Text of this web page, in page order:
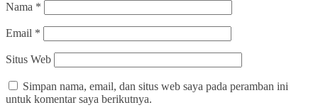
Nama *
Email *
Situs Web
Simpan nama, email, dan situs web saya pada peramban ini
untuk komentar saya berikutnya.